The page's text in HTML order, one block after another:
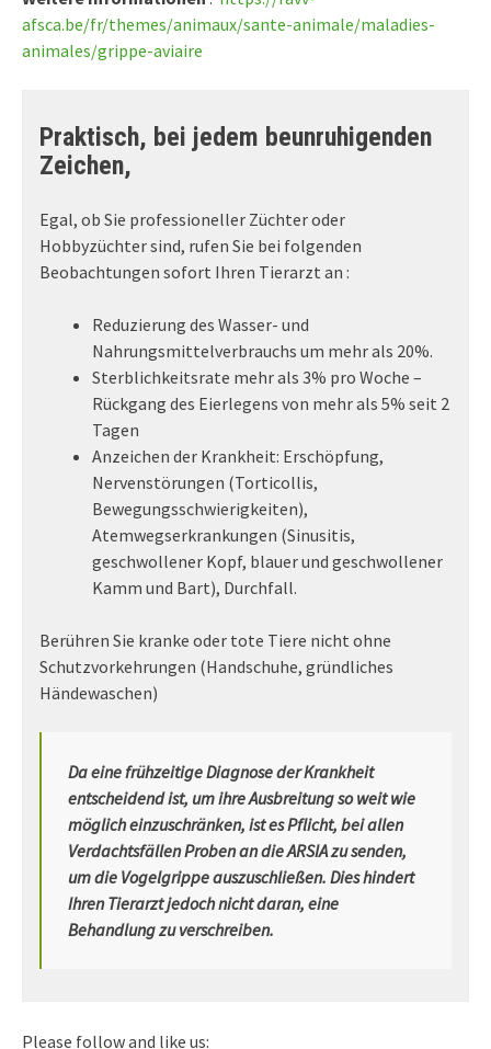
afsca.be/fr/themes/animaux/sante-animale/maladies-
animales/grippe-aviaire
Praktisch, bei jedem beunruhigenden
Zeichen,
Egal, ob Sie professioneller Züchter oder
Hobbyzüchter sind, rufen Sie bei folgenden
Beobachtungen sofort Ihren Tierarzt an :
Reduzierung des Wasser- und
Nahrungsmittelverbrauchs um mehr als 20%.
Sterblichkeitsrate mehr als 3% pro Woche –
Rückgang des Eierlegens von mehr als 5% seit 2
Tagen
Anzeichen der Krankheit: Erschöpfung,
Nervenstörungen (Torticollis,
Bewegungsschwierigkeiten),
Atemwegserkrankungen (Sinusitis,
geschwollener Kopf, blauer und geschwollener
Kamm und Bart), Durchfall.
Berühren Sie kranke oder tote Tiere nicht ohne
Schutzvorkehrungen (Handschuhe, gründliches
Händewaschen)
Da eine frühzeitige Diagnose der Krankheit
entscheidend ist, um ihre Ausbreitung so weit wie
möglich einzuschränken, ist es Pflicht, bei allen
Verdachtsfällen Proben an die ARSIA zu senden,
um die Vogelgrippe auszuschließen. Dies hindert
Ihren Tierarzt jedoch nicht daran, eine
Behandlung zu verschreiben.
Please follow and like us: